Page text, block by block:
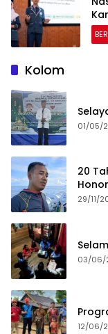
Kolom
01/05/
20
29/11/
03/06/
12/06/